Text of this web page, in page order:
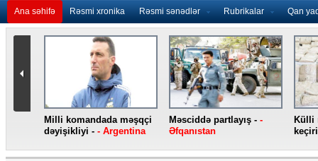
Ana səhifə Rəsmi xronika Rəsmi sənədlər Rubrikalar Qan
Milli komandada məşqçi
dəyişikliyi - - Argentina
Məsciddə partlayış - -
Əfqanıstan
Külli